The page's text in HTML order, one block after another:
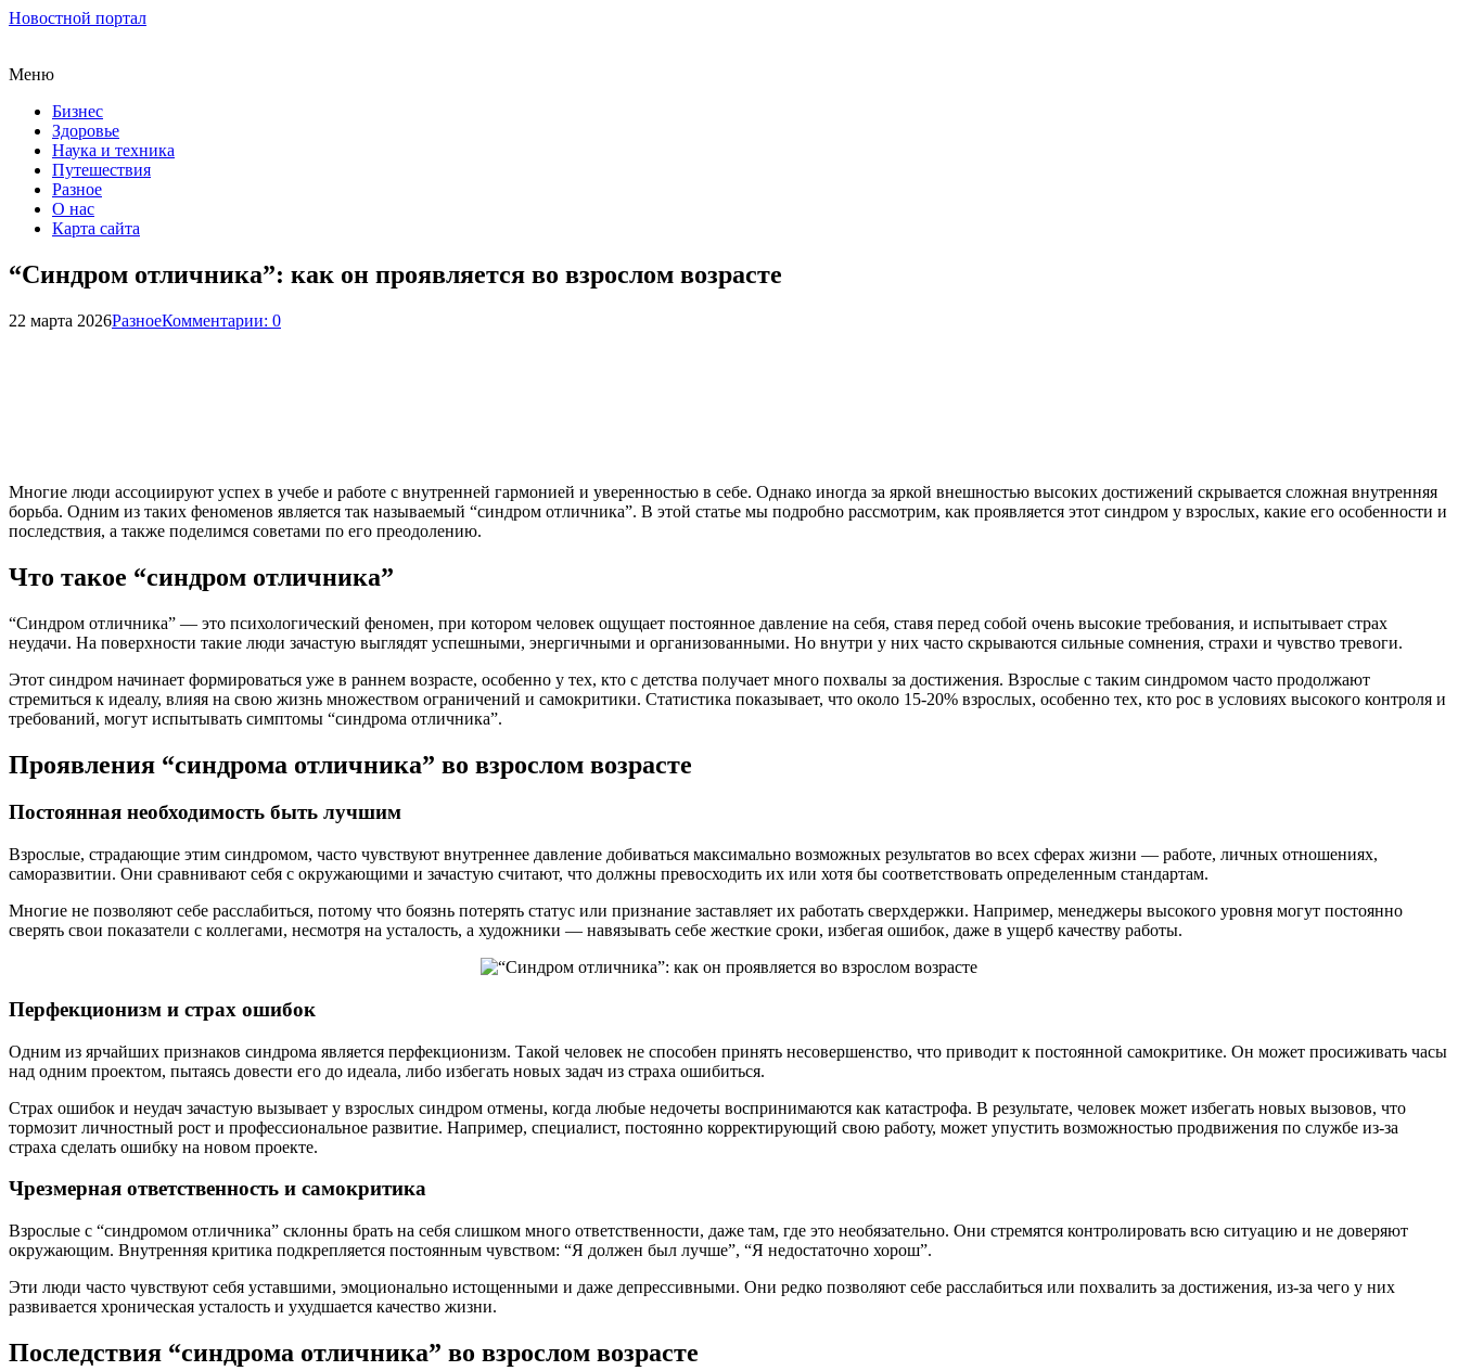
Новостной портал
Меню
Бизнес
Здоровье
Наука и техника
Путешествия
Разное
О нас
Карта сайта
“Синдром отличника”: как он проявляется во взрослом возрасте
22 марта 2026РазноеКомментарии: 0
Многие люди ассоциируют успех в учебе и работе с внутренней гармонией и уверенностью в себе. Однако иногда за яркой внешностью высоких достижений скрывается сложная внутренняя
борьба. Одним из таких феноменов является так называемый “синдром отличника”. В этой статье мы подробно рассмотрим, как проявляется этот синдром у взрослых, какие его особенности и
последствия, а также поделимся советами по его преодолению.
Что такое “синдром отличника”
“Синдром отличника” — это психологический феномен, при котором человек ощущает постоянное давление на себя, ставя перед собой очень высокие требования, и испытывает страх
неудачи. На поверхности такие люди зачастую выглядят успешными, энергичными и организованными. Но внутри у них часто скрываются сильные сомнения, страхи и чувство тревоги.
Этот синдром начинает формироваться уже в раннем возрасте, особенно у тех, кто с детства получает много похвалы за достижения. Взрослые с таким синдромом часто продолжают
стремиться к идеалу, влияя на свою жизнь множеством ограничений и самокритики. Статистика показывает, что около 15-20% взрослых, особенно тех, кто рос в условиях высокого контроля и
требований, могут испытывать симптомы “синдрома отличника”.
Проявления “синдрома отличника” во взрослом возрасте
Постоянная необходимость быть лучшим
Взрослые, страдающие этим синдромом, часто чувствуют внутреннее давление добиваться максимально возможных результатов во всех сферах жизни — работе, личных отношениях,
саморазвитии. Они сравнивают себя с окружающими и зачастую считают, что должны превосходить их или хотя бы соответствовать определенным стандартам.
Многие не позволяют себе расслабиться, потому что боязнь потерять статус или признание заставляет их работать сверхдержки. Например, менеджеры высокого уровня могут постоянно
сверять свои показатели с коллегами, несмотря на усталость, а художники — навязывать себе жесткие сроки, избегая ошибок, даже в ущерб качеству работы.
Перфекционизм и страх ошибок
Одним из ярчайших признаков синдрома является перфекционизм. Такой человек не способен принять несовершенство, что приводит к постоянной самокритике. Он может просиживать часы
над одним проектом, пытаясь довести его до идеала, либо избегать новых задач из страха ошибиться.
Страх ошибок и неудач зачастую вызывает у взрослых синдром отмены, когда любые недочеты воспринимаются как катастрофа. В результате, человек может избегать новых вызовов, что
тормозит личностный рост и профессиональное развитие. Например, специалист, постоянно корректирующий свою работу, может упустить возможностью продвижения по службе из-за
страха сделать ошибку на новом проекте.
Чрезмерная ответственность и самокритика
Взрослые с “синдромом отличника” склонны брать на себя слишком много ответственности, даже там, где это необязательно. Они стремятся контролировать всю ситуацию и не доверяют
окружающим. Внутренняя критика подкрепляется постоянным чувством: “Я должен был лучше”, “Я недостаточно хорош”.
Эти люди часто чувствуют себя уставшими, эмоционально истощенными и даже депрессивными. Они редко позволяют себе расслабиться или похвалить за достижения, из-за чего у них
развивается хроническая усталость и ухудшается качество жизни.
Последствия “синдрома отличника” во взрослом возрасте